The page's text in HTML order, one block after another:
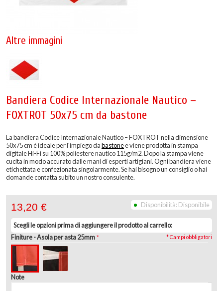
Altre immagini
Bandiera Codice Internazionale Nautico –
FOXTROT 50x75 cm da bastone
La bandiera Codice Internazionale Nautico – FOXTROT nella dimensione
50x75 cm è ideale per l'impiego dabastonee viene prodotta in stampa
digitale Hi-Fi su 100% poliestere nautico 115g/m2. Dopo la stampa viene
cucita in modo accurato dalle mani di esperti artigiani. Ogni bandiera viene
etichettata e confezionata singolarmente. Se hai bisogno un consiglio o hai
domande contatta subito un nostro consulente.
Disponibilità: Disponibile
13,20 €
Scegli le opzioni prima di aggiungere il prodotto al carrello:
Finiture- Asola per asta 25mm
Note
* Campi obbligatori